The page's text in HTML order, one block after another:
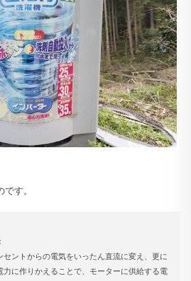
です。
セントからの電気をいったん直流に変え、更に
力に作りかえることで、モーターに供給する電